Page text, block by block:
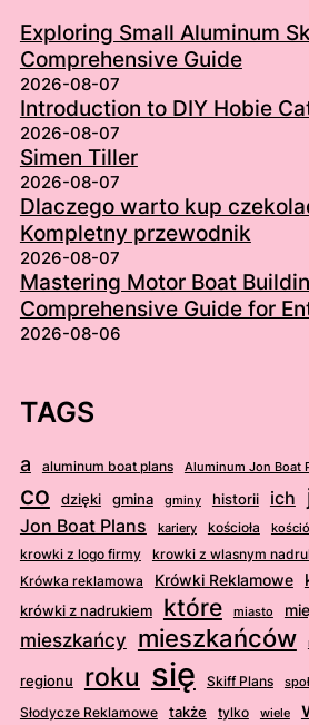
Exploring Small Aluminum
Comprehensive Guide
2026-08-07
Introduction to DIY Hobie
2026-08-07
Simen Tiller
2026-08-07
Dlaczego warto kup
Kompletny przewodnik
2026-08-07
Mastering Motor Boat
Comprehensive Guide for
2026-08-06
TAGS
a aluminum boat plans Aluminum Jon Boat
co dzięki gmina gminy historii ich
Jon Boat Plans kariery kościoła
krowki z logo firmy
krowki z wlasnym
Krówka reklamowa
Krówki Reklamowe
krówki z nadrukiem które miasto
mieszkańcy mieszkańców
regionu roku się Skiff Plans
Słodycze Reklamowe także tylko wiele